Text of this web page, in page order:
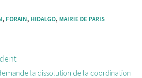
, FORAIN, HIDALGO, MAIRIE DE PARIS
la dissolution de la coordination